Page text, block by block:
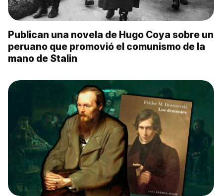
Publican una novela de Hugo Coya sobre un
peruano que promovió el comunismo de la
mano de Stalin